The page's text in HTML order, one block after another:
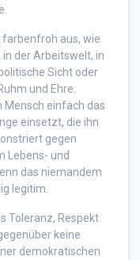
aus, wie
in der Arbeitswelt, in
Sicht oder
und Ehre.
Mensch einfach das
einsetzt, die ihn
gegen
Lebens- und
das niemandem
legitim.
Toleranz, Respekt
keine
demokratischen